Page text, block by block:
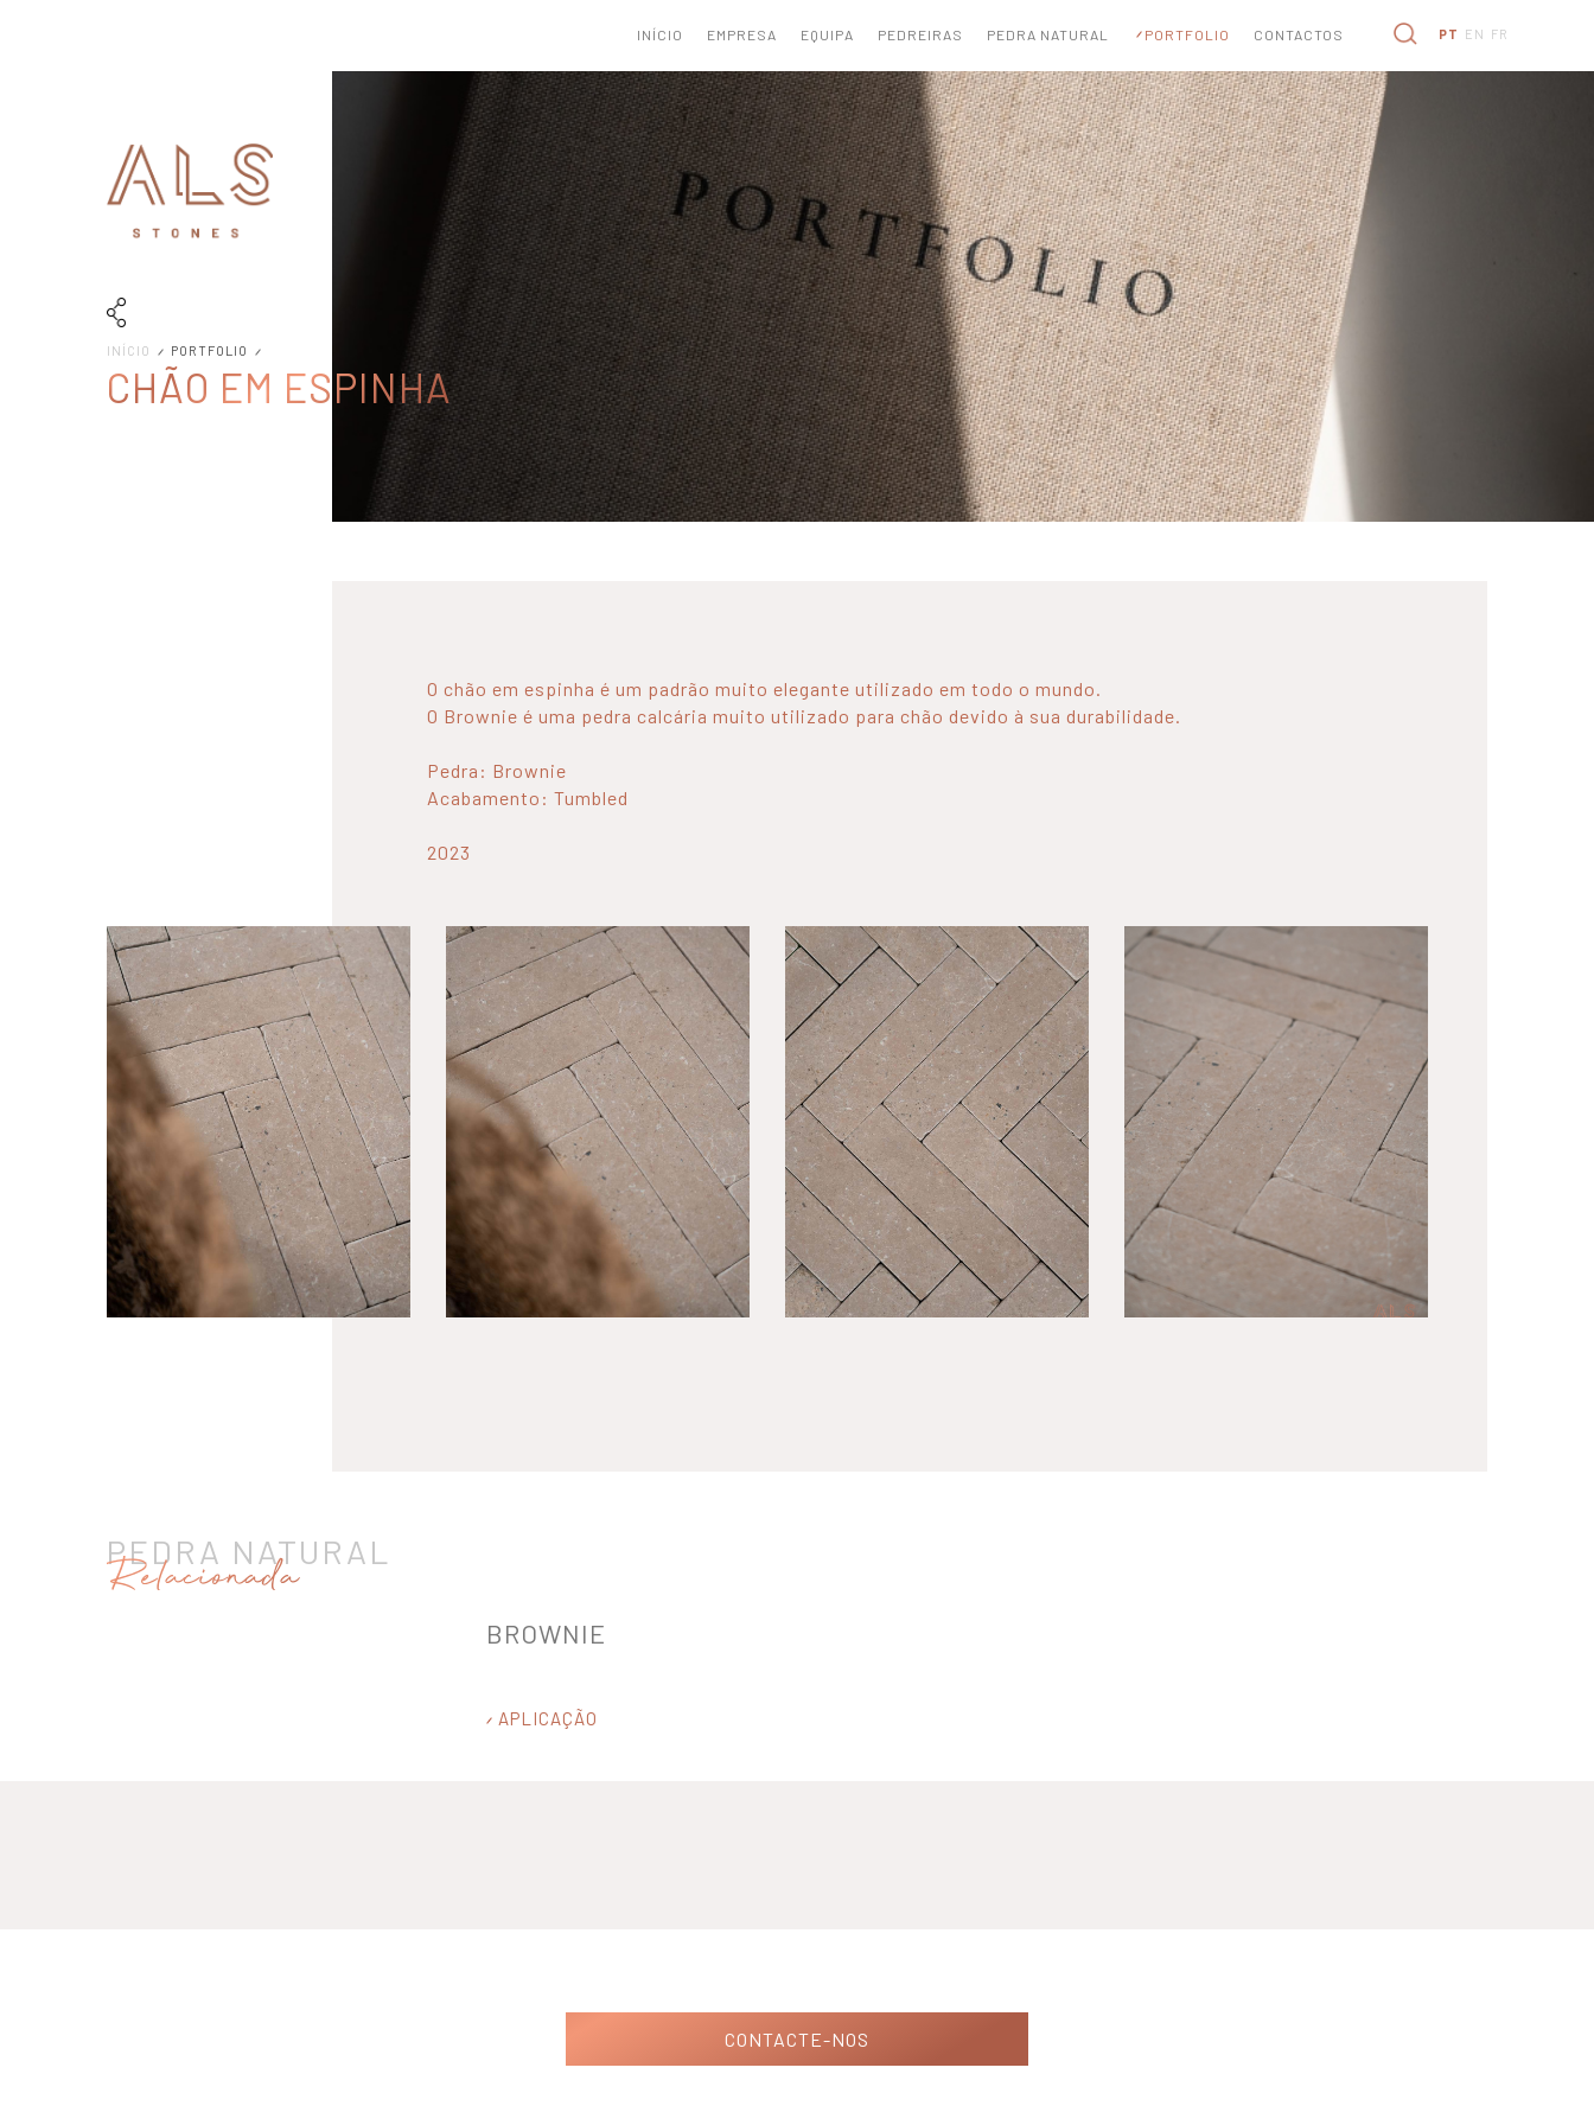
INÍCIO EMPRESA EQUIPA PEDREIRAS PEDRA NATURAL PORTFOLIO CONTACTOS PT EN FR
INÍCIO PORTFOLIO
CHÃO EM ESPINHA
O chão em espinha é um padrão muito elegante utilizado em todo o mundo.
O Brownie é uma pedra calcária muito utilizado para chão devido à sua durabilidade.
Pedra: Brownie
Acabamento: Tumbled
2023
PEDRA NATURAL
Relacionada
BROWNIE
APLICAÇÃO
CONTACTE-NOS